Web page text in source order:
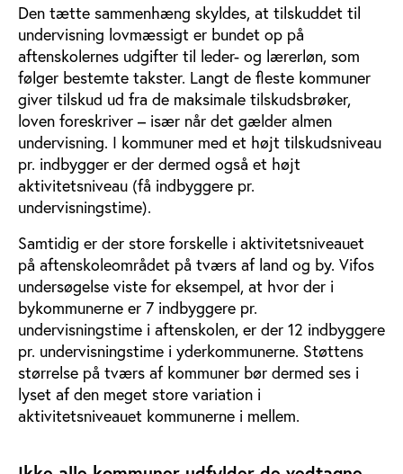
Den tætte sammenhæng skyldes, at tilskuddet til
undervisning lovmæssigt er bundet op på
aftenskolernes udgifter til leder- og lærerløn, som
følger bestemte takster. Langt de fleste kommuner
giver tilskud ud fra de maksimale tilskudsbrøker,
loven foreskriver – især når det gælder almen
undervisning. I kommuner med et højt tilskudsniveau
pr. indbygger er der dermed også et højt
aktivitetsniveau (få indbyggere pr.
undervisningstime).
Samtidig er der store forskelle i aktivitetsniveauet
på aftenskoleområdet på tværs af land og by. Vifos
undersøgelse viste for eksempel, at hvor der i
bykommunerne er 7 indbyggere pr.
undervisningstime i aftenskolen, er der 12 indbyggere
pr. undervisningstime i yderkommunerne. Støttens
størrelse på tværs af kommuner bør dermed ses i
lyset af den meget store variation i
aktivitetsniveauet kommunerne i mellem.